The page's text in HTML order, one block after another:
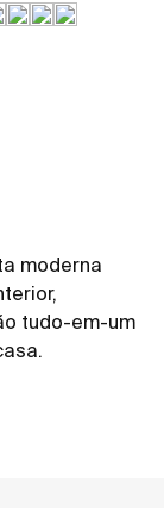
moderna
tudo-em-um